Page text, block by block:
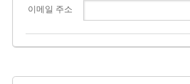
이메일 주소